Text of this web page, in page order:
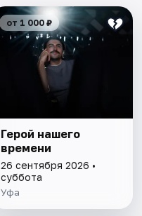
от 1 000 ₽
Герой нашего
времени
26 сентября 2026 •
суббота
Уфа